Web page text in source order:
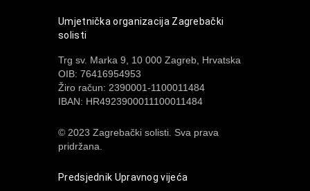
Umjetnička organizacija Zagrebački
solisti
Trg sv. Marka 9, 10 000 Zagreb, Hrvatska
OIB: 76416954953
Žiro račun: 2390001-1100011484
IBAN: HR4923900011100011484
© 2023 Zagrebački solisti. Sva prava
pridržana.
Predsjednik Upravnog vijeća